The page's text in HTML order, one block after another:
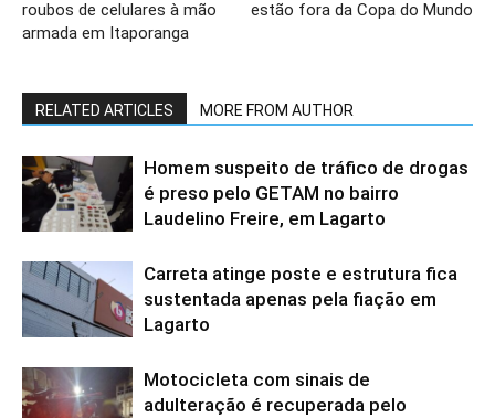
roubos de celulares à mão
armada em Itaporanga
estão fora da Copa do Mundo
RELATED ARTICLES MORE FROM AUTHOR
Homem suspeito de tráfico de drogas
é preso pelo GETAM no bairro
Laudelino Freire, em Lagarto
Carreta atinge poste e estrutura fica
sustentada apenas pela fiação em
Lagarto
Motocicleta com sinais de
adulteração é recuperada pelo